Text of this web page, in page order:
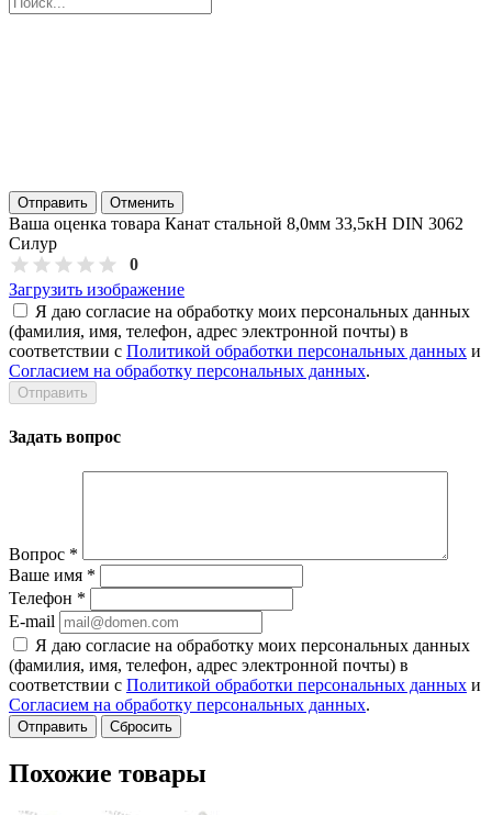
Отправить Отменить
Ваша оценка товара Канат стальной 8,0мм 33,5кН DIN 3062
Силур
0
Загрузить изображение
Я даю согласие на обработку моих персональных данных
(фамилия, имя, телефон, адрес электронной почты) в
соответствии с Политикой обработки персональных данных и
Согласием на обработку персональных данных.
Задать вопрос
Вопрос *
Ваше имя *
Телефон *
E-mail
Я даю согласие на обработку моих персональных данных
(фамилия, имя, телефон, адрес электронной почты) в
соответствии с Политикой обработки персональных данных и
Согласием на обработку персональных данных.
Сбросить
Похожие товары